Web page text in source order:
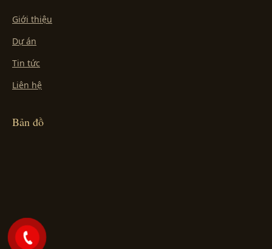
Giới thiệu
Dự án
Tin tức
Liên hệ
Bản đồ